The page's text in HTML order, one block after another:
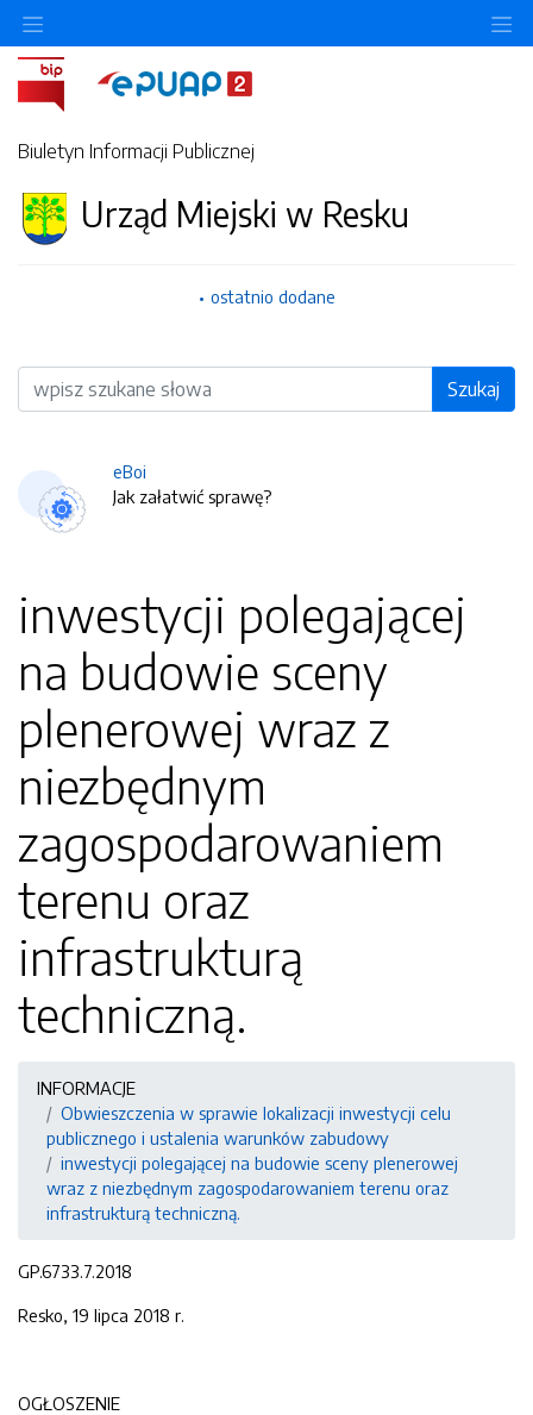
Biuletyn Informacji Publicznej
Urząd Miejski w Resku
ostatnio dodane
Wyszukiwarka Szukaj
eBoi
Jak załatwić sprawę?
inwestycji polegającej
na budowie sceny
plenerowej wraz z
niezbędnym
zagospodarowaniem
terenu oraz
infrastrukturą
techniczną.
INFORMACJE
Obwieszczenia w sprawie lokalizacji inwestycji celu
publicznego i ustalenia warunków zabudowy
inwestycji polegającej na budowie sceny plenerowej
wraz z niezbędnym zagospodarowaniem terenu oraz
infrastrukturą techniczną.
GP.6733.7.2018
Resko, 19 lipca 2018 r.
OGŁOSZENIE